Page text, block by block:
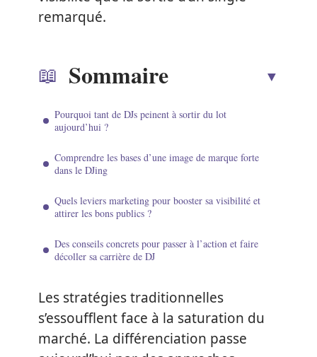
remarqué.
Sommaire
Pourquoi tant de DJs peinent à sortir du lot
aujourd’hui ?
Comprendre les bases d’une image de marque forte
dans le DJing
Quels leviers marketing pour booster sa visibilité et
attirer les bons publics ?
Des conseils concrets pour passer à l’action et faire
décoller sa carrière de DJ
Les stratégies traditionnelles
s’essoufflent face à la saturation du
marché. La différenciation passe